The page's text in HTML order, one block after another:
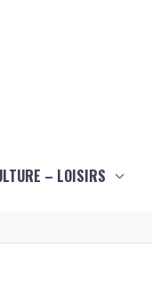
– LOISIRS